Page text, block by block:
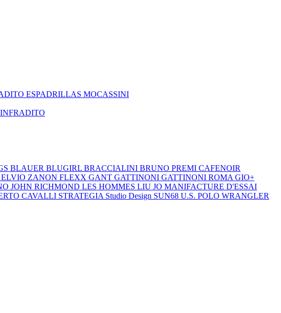
ESPADRILLAS MOCASSINI
BLAUER BLUGIRL BRACCIALINI BRUNO PREMI CAFENOIR
ELVIO ZANON FLEXX GANT GATTINONI GATTINONI ROMA GIO+
JOHN RICHMOND LES HOMMES LIU JO MANIFACTURE D'ESSAI
CAVALLI STRATEGIA Studio Design SUN68 U.S. POLO WRANGLER